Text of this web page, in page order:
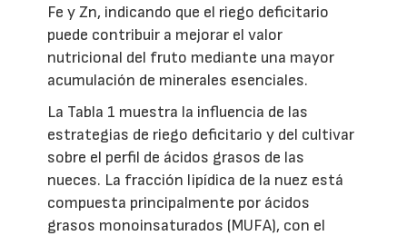
Fe y Zn, indicando que el riego deficitario
puede contribuir a mejorar el valor
nutricional del fruto mediante una mayor
acumulación de minerales esenciales.
La Tabla 1 muestra la influencia de las
estrategias de riego deficitario y del cultivar
sobre el perfil de ácidos grasos de las
nueces. La fracción lipídica de la nuez está
compuesta principalmente por ácidos
grasos monoinsaturados (MUFA), con el